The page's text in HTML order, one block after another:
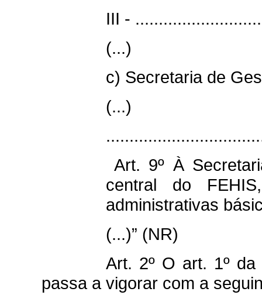
III -
(...)
c) Secretaria de
(...)
Art. 9º À
central do
administrativas
(...)” (NR)
Art. 2º O art. 1º
passa a vigorar com a